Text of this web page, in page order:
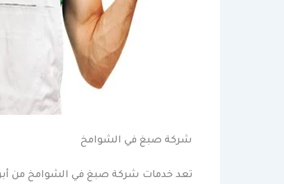
شركة صبغ في الشوامخ
تعد خدمات شركة صبغ في الشوامخ من